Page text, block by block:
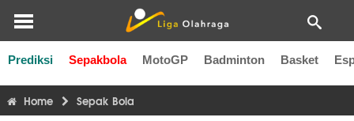
Prediksi Sepakbola MotoGP Badminton Basket
Liga Inggris Liga Italia Liga Spanyol Liga Perancis
Home Sepak Bola